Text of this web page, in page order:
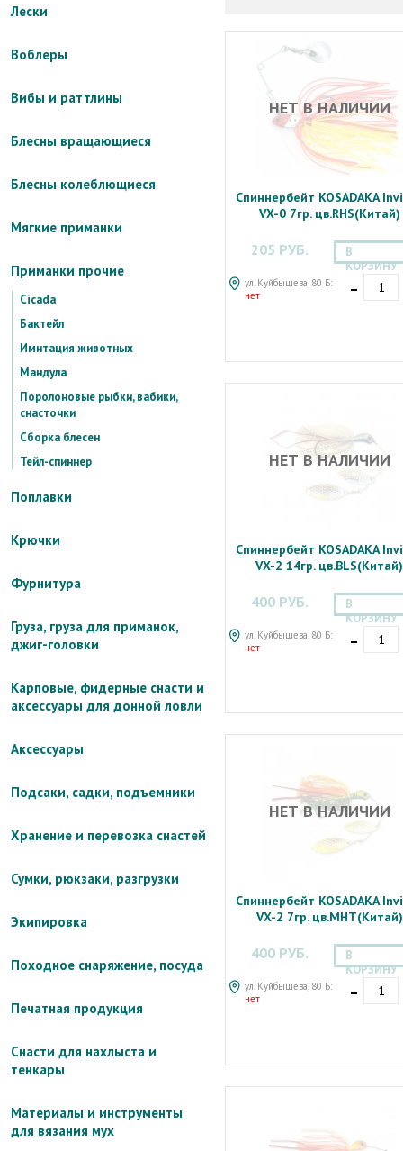
Лески
Воблеры
Вибы и раттлины
Блесны вращающиеся
Блесны колеблющиеся
Мягкие приманки
Приманки прочие
Cicada
Бактейл
Имитация животных
Мандула
Поролоновые рыбки, вабики,
снасточки
Сборка блесен
Тейл-спиннер
Поплавки
Крючки
Фурнитура
Груза, груза для приманок,
джиг-головки
Карповые, фидерные снасти и
аксессуары для донной ловли
Аксессуары
Подсаки, садки, подъемники
Хранение и перевозка снастей
Сумки, рюкзаки, разгрузки
Экипировка
Походное снаряжение, посуда
Печатная продукция
Снасти для нахлыста и
тенкары
Материалы и инструменты
для вязания мух
НЕТ В НАЛИЧИИ
Спиннербейт KOSADAKA
VX-0 7гр. цв.RHS(Китай)
205 РУБ.
ул. Куйбышева, 80 Б:
нет
В
КОРЗИНУ
-
НЕТ В НАЛИЧИИ
Спиннербейт KOSADAKA
VX-2 14гр. цв.BLS(Китай)
400 РУБ.
ул. Куйбышева, 80 Б:
нет
В
КОРЗИНУ
-
НЕТ В НАЛИЧИИ
Спиннербейт KOSADAKA
VX-2 7гр. цв.MHT(Китай)
400 РУБ.
ул. Куйбышева, 80 Б:
нет
В
КОРЗИНУ
-